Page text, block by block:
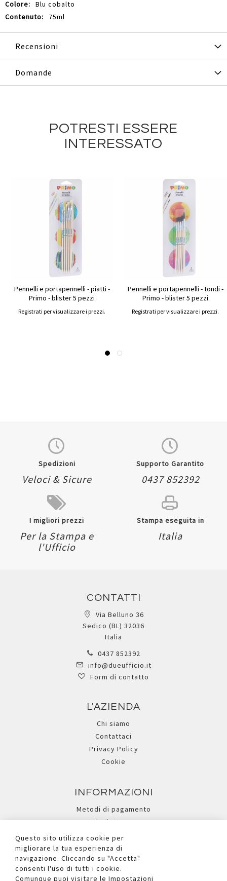
Blu cobalto
75ml
Recensioni
Domande
POTRESTI ESSERE
INTERESSATO
Pennelli e portapennelli - piatti -
Primo - blister 5 pezzi
Registrati per visualizzare i prezzi.
Pennelli e portapennelli - tondi -
Primo - blister 5 pezzi
Registrati per visualizzare i prezzi.
Spedizioni
Veloci & Sicure
Supporto Garantito
0437 852392
I migliori prezzi
Per la Stampa e
l'Ufficio
Stampa eseguita in
Italia
CONTATTI
Via Belluno 36
Sedico (BL) 32036
Italia
0437 852392
info@dueufficio.it
Form di contatto
L'AZIENDA
Chi siamo
Contattaci
Privacy Policy
Cookie
INFORMAZIONI
Metodi di pagamento
Assistenza
Ricerca avanzata
I NOSTRI SOCIAL
Questo sito utilizza cookie per
migliorare la tua esperienza di
navigazione. Cliccando su "Accetta"
consenti l'uso di tutti i cookie.
Comunque puoi visitare le Impostazioni